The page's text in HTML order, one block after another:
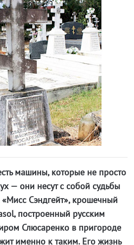
машины, которые не просто
— они несут с собой судьбы
Сэндгейт», крошечный
построенный русским
Слюсаренко в пригороде
именно к таким. Его жизнь